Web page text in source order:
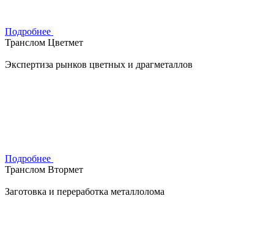
Подробнее
Транслом Цветмет
Экспертиза рынков цветных и драгметаллов
Подробнее
Транслом Втормет
Заготовка и переработка металлолома